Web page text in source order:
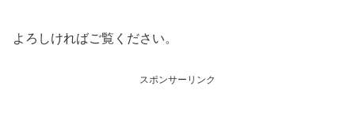
よろしければご覧ください。
スポンサーリンク